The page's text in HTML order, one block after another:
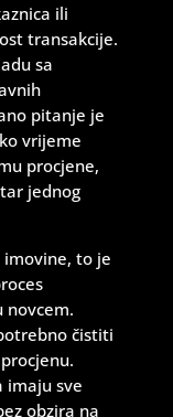
ili
transakcije.
sa
pitanje je
vrijeme
procjene,
jednog
to je
novcem.
čistiti
imaju sve
obzira na